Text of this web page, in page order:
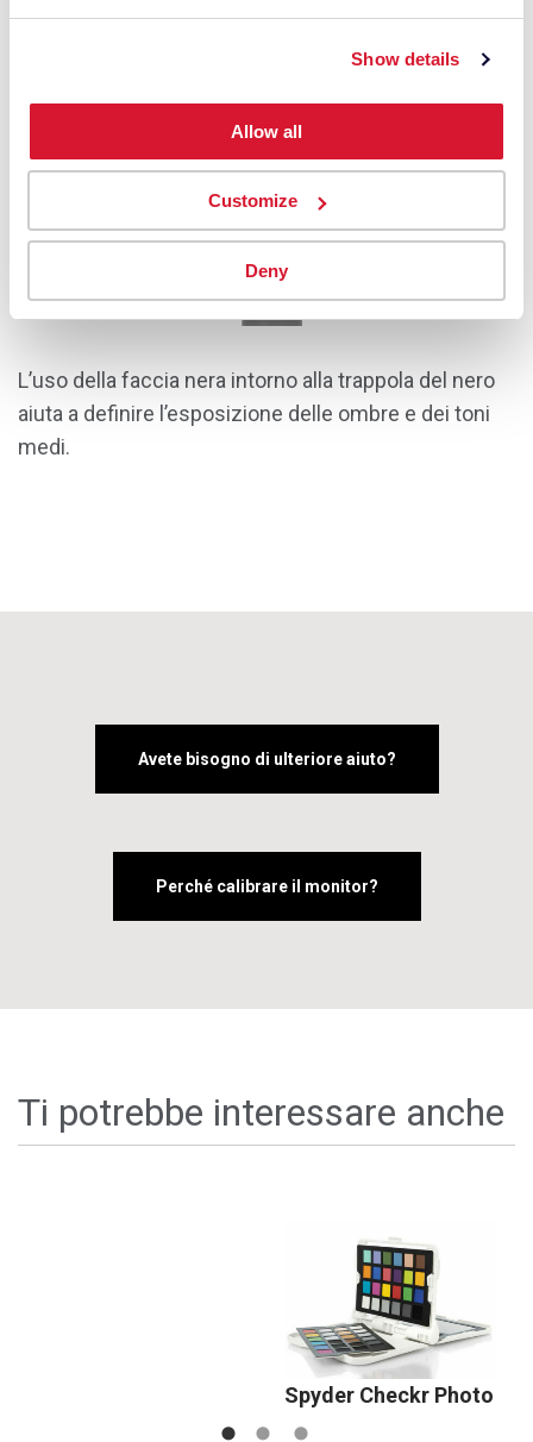
Show details
Allow all
Customize
Deny
L’uso della faccia nera intorno alla trappola del nero
aiuta a definire l’esposizione delle ombre e dei toni
medi.
Avete bisogno di ulteriore aiuto?
Perché calibrare il monitor?
Ti potrebbe interessare anche
Spyder Checkr Photo